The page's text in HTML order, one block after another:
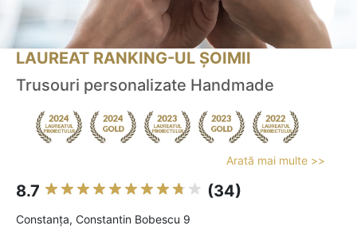
LAUREAT RANKING-UL ȘOIMII
Trusouri personalizate Handmade
Arată mai multe >>
8.7 (34)
Constanţa, Constantin Bobescu 9